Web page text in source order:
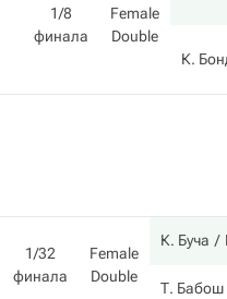
1/8
финала
Female
Double
К.
1/32
финала
Female
Double
К. Буча
Т. Бабош